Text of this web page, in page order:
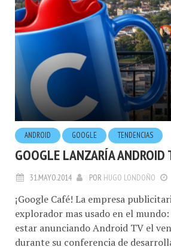
ANDROID GOOGLE TENDENCIAS
GOOGLE LANZARÍA ANDROID
31.MAYO.2014 POR HUGO LONDOÑO
¡Google Café! La empresa
explorador mas usado en el
estar anunciando Android TV el
durante su conferencia de